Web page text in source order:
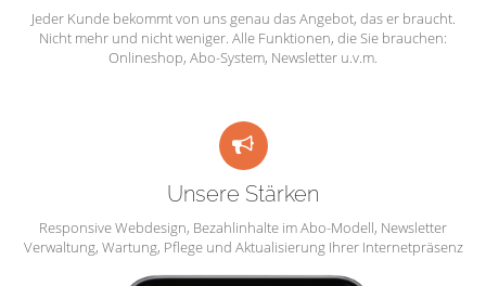
Jeder Kunde bekommt von uns genau das Angebot, das er braucht.
Nicht mehr und nicht weniger. Alle Funktionen, die Sie brauchen:
Onlineshop, Abo-System, Newsletter u.v.m.
Unsere Stärken
Responsive Webdesign, Bezahlinhalte im Abo-Modell, Newsletter
Verwaltung, Wartung, Pflege und Aktualisierung Ihrer Internetpräsenz